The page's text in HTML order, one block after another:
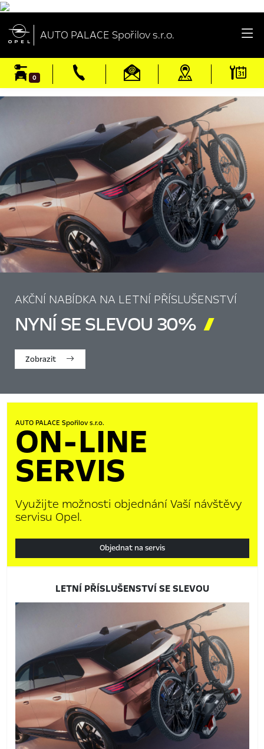
 AUTO PALACE Spořilov s.r.o.
0
AKČNÍ NABÍDKA NA LETNÍ PŘÍSLUŠENSTVÍ
NYNÍ SE SLEVOU 30% 
Zobrazit
AUTO PALACE Spořilov s.r.o.
ON-LINE
SERVIS
Využijte možnosti objednání Vaší návštěvy
servisu Opel.
Objednat na servis
LETNÍ PŘÍSLUŠENSTVÍ SE SLEVOU